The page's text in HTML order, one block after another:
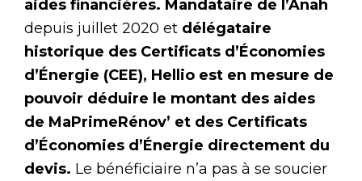
aides financières. Mandataire de l’Anah
depuis juillet 2020 et délégataire
historique des Certificats d’Économies
d’Énergie (CEE), Hellio est en mesure de
pouvoir déduire le montant des aides
de MaPrimeRénov’ et des Certificats
d’Économies d’Énergie directement du
devis. Le bénéficiaire n’a pas à se soucier